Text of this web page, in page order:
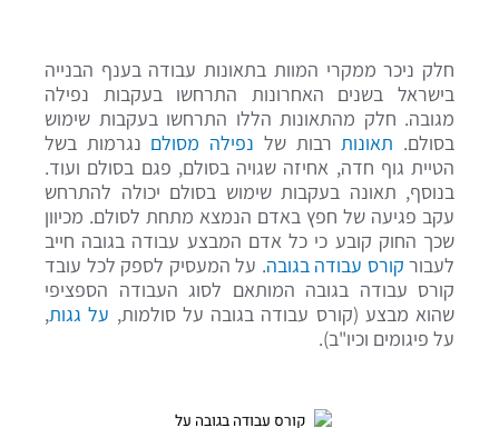
חלק ניכר ממקרי המוות בתאונות עבודה בענף הבנייה
בישראל בשנים האחרונות התרחשו בעקבות נפילה
מגובה. חלק מהתאונות הללו התרחשו בעקבות שימוש
בסולם. תאונותרבות של נפילה מסולם נגרמות בשל
הטיית גוף חדה, אחיזה שגויה בסולם, פגם בסולם ועוד.
בנוסף, תאונה בעקבות שימוש בסולם יכולה להתרחש
עקב פגיעה של חפץ באדם הנמצא מתחת לסולם. מכיוון
שכך החוק קובע כי כל אדם המבצע עבודה בגובה חייב
לעבור קורס עבודה בגובה. על המעסיק לספק לכל עובד
קורס עבודה בגובה המותאם לסוג העבודה הספציפי
שהוא מבצע (קורס עבודה בגובה על סולמות, על גגות,
על פיגומים וכיו"ב).